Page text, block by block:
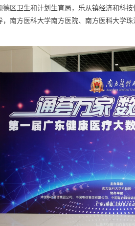
区卫生和计划生育局，乐从镇经济和科
南方医科大学南方医院、南方医科大学